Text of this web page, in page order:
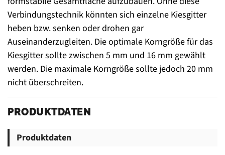
Verbindungstechnik könnten sich einzelne Kiesgitter
heben bzw. senken oder drohen gar
Auseinanderzugleiten. Die optimale Korngröße für das
Kiesgitter sollte zwischen 5 mm und 16 mm gewählt
werden. Die maximale Korngröße sollte jedoch 20 mm
nicht überschreiten.
PRODUKTDATEN
Produktdaten